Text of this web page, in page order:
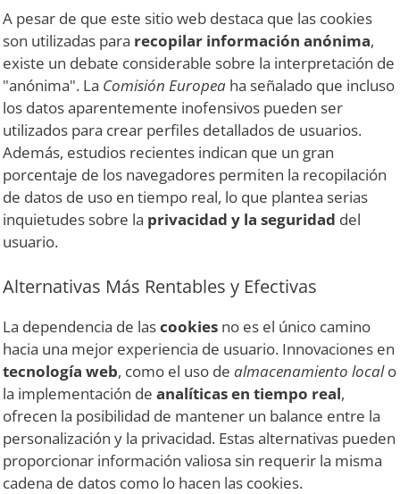
A pesar de que este sitio web destaca que las cookies
son utilizadas para recopilar información anónima,
existe un debate considerable sobre la interpretación de
"anónima". La Comisión Europea ha señalado que incluso
los datos aparentemente inofensivos pueden ser
utilizados para crear perfiles detallados de usuarios.
Además, estudios recientes indican que un gran
porcentaje de los navegadores permiten la recopilación
de datos de uso en tiempo real, lo que plantea serias
inquietudes sobre la privacidad y la seguridad del
usuario.
Alternativas Más Rentables y Efectivas
La dependencia de lascookies no es el único camino
hacia una mejor experiencia de usuario. Innovaciones en
tecnología web, como el uso de almacenamiento localo
la implementación de analíticas en tiempo real,
ofrecen la posibilidad de mantener un balance entre la
personalización y la privacidad. Estas alternativas pueden
proporcionar información valiosa sin requerir la misma
cadena de datos como lo hacen las cookies.